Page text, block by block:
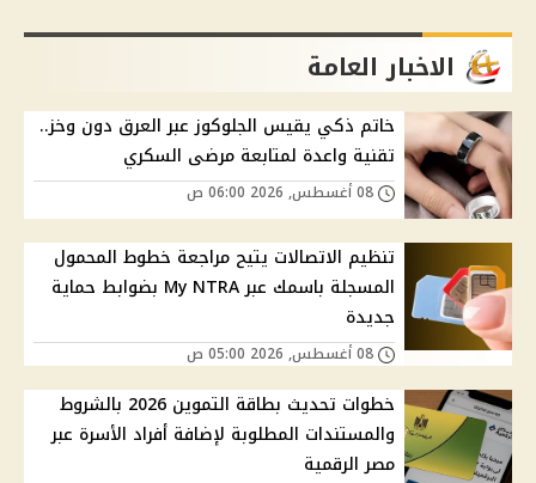
الاخبار العامة
خاتم ذكي يقيس الجلوكوز عبر العرق دون وخز..
تقنية واعدة لمتابعة مرضى السكري
تنظيم الاتصالات يتيح مراجعة خطوط المحمول
المسجلة باسمك عبر My NTRA بضوابط حماية
جديدة
خطوات تحديث بطاقة التموين 2026 بالشروط
والمستندات المطلوبة لإضافة أفراد الأسرة عبر
مصر الرقمية